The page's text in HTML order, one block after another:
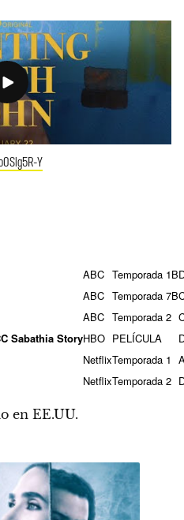
Y
ABC Temporada 1B
ABC Temporada 7B
ABC Temporada 2
Sabathia StoryHBO PELÍCULA
NetflixTemporada 1
NetflixTemporada 2
en EE.UU.